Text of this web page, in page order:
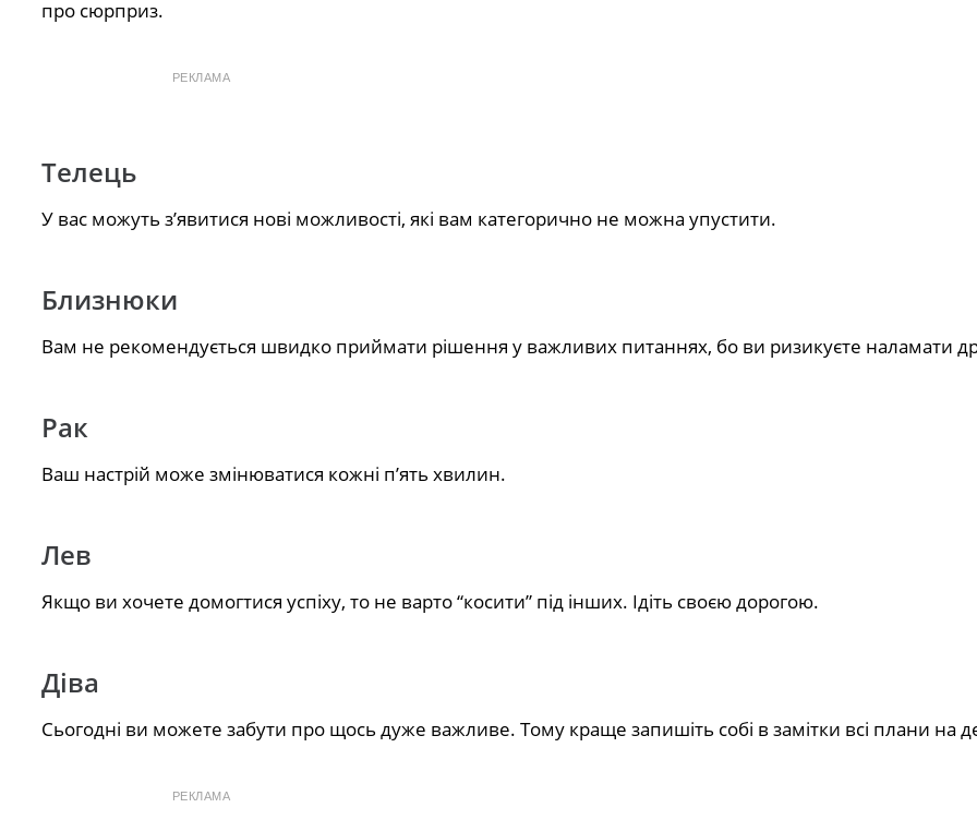
про сюрприз.
РЕКЛАМА
Телець
У вас можуть з’явитися нові можливості, які вам категорично не можна упустити.
Близнюки
Вам не рекомендується швидко приймати рішення у важливих питаннях, бо ви ризикуєте наламати
Рак
Ваш настрій може змінюватися кожні п’ять хвилин.
Лев
Якщо ви хочете домогтися успіху, то не варто “косити” під інших. Ідіть своєю дорогою.
Діва
Сьогодні ви можете забути про щось дуже важливе. Тому краще запишіть собі в замітки всі плани на
РЕКЛАМА